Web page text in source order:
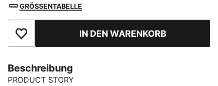
GRÖSSENTABELLE
Zu Favoriten hinzufügenIN DEN WARENKORB
Beschreibung
PRODUCT STORY